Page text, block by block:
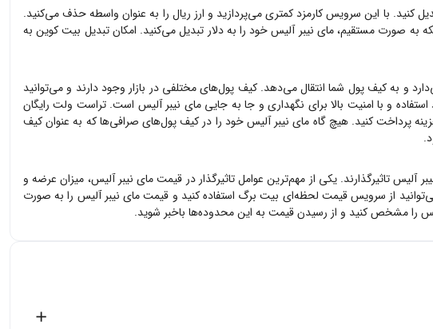
کنید. با این سرویس کارمزد کمتری می‌پردازید و ارز ریال را به عنوان واسطه حذف می‌کنید.
به صورت مستقیم،مای نیبر آلیسخود را به دلار تبدیل می‌کنید. امکان تبدیل بیت کوین به
و به کیف پول شما انتقال می‌دهد. کیف پول‌های مختلفی در بازار وجود دارند و می‌توانید
و با امنیت بالا برای نگهداری و جا به جاییمای نیبر آلیس است. تراست ولت رایگان
پرداخت کنید. هیچ گاه مای نیبر آلیسخود را در کیف پول‌های صرافی‌ها که به عنوان کیف
آلیستاثیرگذارند. یکی از مهم‌ترین عوامل تاثیرگذار در قیمتمای نیبر آلیس، میزان عرضه و
از سرویس قیمت لحظه‌ای بیت برگ استفاده کنید و قیمتمای نیبر آلیس را به صورت
را مشخص کنید و از رسیدن قیمت به این محدوده‌ها باخبر شوید.